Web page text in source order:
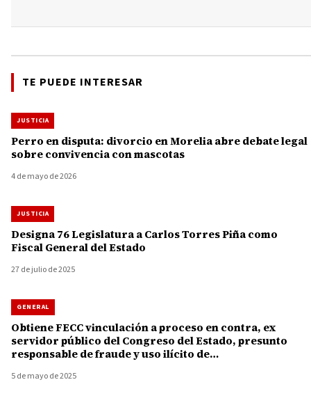
TE PUEDE INTERESAR
JUSTICIA
Perro en disputa: divorcio en Morelia abre debate legal
sobre convivencia con mascotas
4 de mayo de 2026
JUSTICIA
Designa 76 Legislatura a Carlos Torres Piña como
Fiscal General del Estado
27 de julio de 2025
GENERAL
Obtiene FECC vinculación a proceso en contra, ex
servidor público del Congreso del Estado, presunto
responsable de fraude y uso ilícito de
5 de mayo de 2025